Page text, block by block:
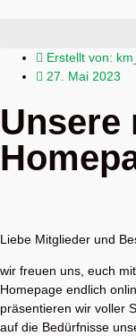
Erstellt von:
27. Mai 2023
Unsere
Liebe Mitglieder und
wir freuen uns, euch
Homepage endlich
präsentieren wir voller
auf die Bedürfnisse